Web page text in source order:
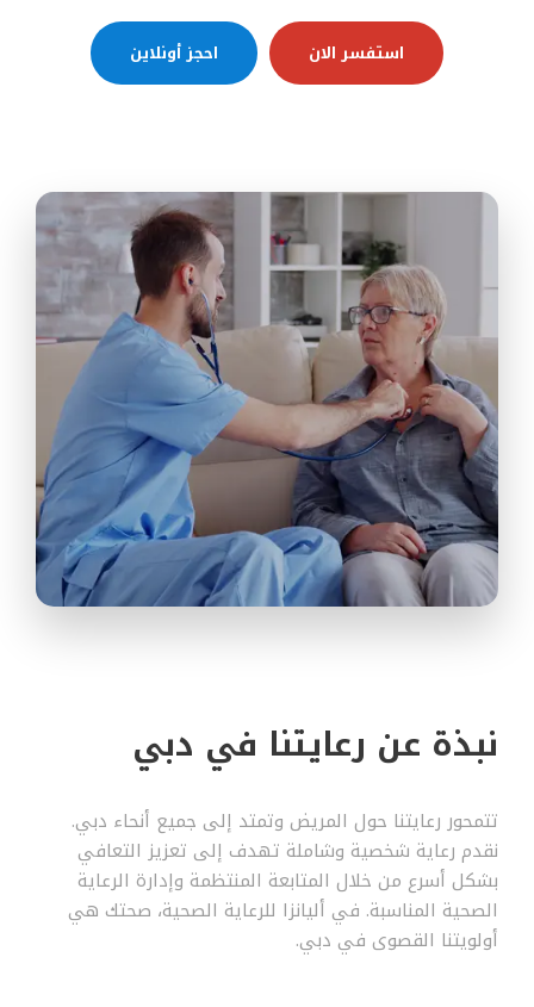
احجز أونلاين استفسر الان
نبذة عن رعايتنا في دبي
تتمحور رعايتنا حول المريض وتمتد إلى جميع أنحاء دبي.
نقدم رعاية شخصية وشاملة تهدف إلى تعزيز التعافي
بشكل أسرع من خلال المتابعة المنتظمة وإدارة الرعاية
الصحية المناسبة. في أليانزا للرعاية الصحية، صحتك هي
أولويتنا القصوى في دبي.